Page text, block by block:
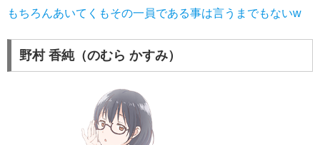
もちろんあいてくもその一員である事は言うまでもないw
野村 香純（のむら かすみ）